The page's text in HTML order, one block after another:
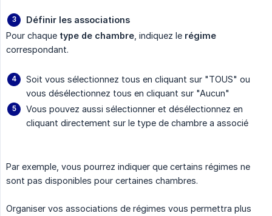
Définir les associations
Pour chaque type de chambre , indiquez le régime
correspondant.
Soit vous sélectionnez tous en cliquant sur "TOUS" ou
vous désélectionnez tous en cliquant sur "Aucun"
Vous pouvez aussi sélectionner et désélectionnez en
cliquant directement sur le type de chambre a associé
Par exemple, vous pourrez indiquer que certains régimes ne
sont pas disponibles pour certaines chambres.
Organiser vos associations de régimes vous permettra plus